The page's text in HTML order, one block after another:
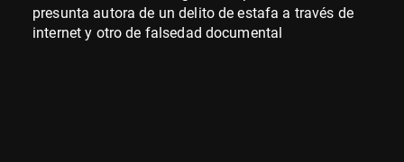
presunta autora de un delito de estafa a través de
internet y otro de falsedad documental